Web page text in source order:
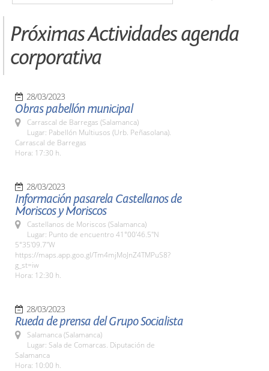
Próximas Actividades agenda
corporativa
28/03/2023
Obras pabellón municipal
Carrascal de Barregas (Salamanca)
Lugar: Pabellón Multiusos (Urb. Peñasolana).
Carrascal de Barregas
Hora: 17:30 h.
28/03/2023
Información pasarela Castellanos de
Moriscos y Moriscos
Castellanos de Moriscos (Salamanca)
Lugar: Punto de encuentro 41°00'46.5"N
5°35'09.7"W
https://maps.app.goo.gl/Tm4mjMoJnZ4TMPuS8?
g_st=iw
Hora: 12:30 h.
28/03/2023
Rueda de prensa del Grupo Socialista
Salamanca (Salamanca)
Lugar: Sala de Comarcas. Diputación de
Salamanca
Hora: 10:00 h.